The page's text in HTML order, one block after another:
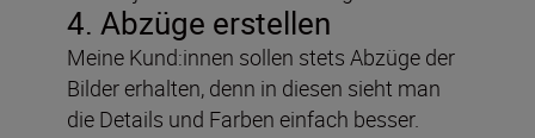
4. Abzüge erstellen
Meine Kund:innen sollen stets Abzüge der
Bilder erhalten, denn in diesen sieht man
die Details und Farben einfach besser.